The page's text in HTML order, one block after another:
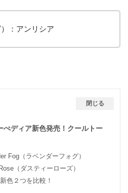
：アンリシア
閉じる
ぺディア新色発売！クールトー
Fog（ラベンダーフォグ）
（ダスティーローズ）
色２つを比較！